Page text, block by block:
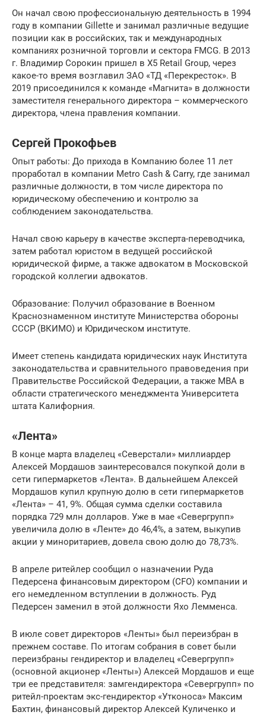
Он начал свою профессиональную деятельность в 1994
году в компании Gillette и занимал различные ведущие
позиции как в российских, так и международных
компаниях розничной торговли и сектора FMCG. В 2013
г. Владимир Сорокин пришел в Х5 Retail Group, через
какое-то время возглавил ЗАО «ТД «Перекресток». В
2019 присоединился к команде «Магнита» в должности
заместителя генерального директора – коммерческого
директора, члена правления компании.
Сергей Прокофьев
Опыт работы: До прихода в Компанию более 11 лет
проработал в компании Metro Cash & Carry, где занимал
различные должности, в том числе директора по
юридическому обеспечению и контролю за
соблюдением законодательства.
Начал свою карьеру в качестве эксперта-переводчика,
затем работал юристом в ведущей российской
юридической фирме, а также адвокатом в Московской
городской коллегии адвокатов.
Образование: Получил образование в Военном
Краснознаменном институте Министерства обороны
СССР (ВКИМО) и Юридическом институте.
Имеет степень кандидата юридических наук Института
законодательства и сравнительного правоведения при
Правительстве Российской Федерации, а также MBA в
области стратегического менеджмента Университета
штата Калифорния.
«Лента»
В конце марта владелец «Северстали» миллиардер
Алексей Мордашов заинтересовался покупкой доли в
сети гипермаркетов «Лента». В дальнейшем Алексей
Мордашов купил крупную долю в сети гипермаркетов
«Лента» – 41, 9%. Общая сумма сделки составила
порядка 729 млн долларов. Уже в мае «Севергрупп»
увеличила долю в «Ленте» до 46,4%, а затем, выкупив
акции у миноритариев, довела свою долю до 78,73%.
В апреле ритейлер сообщил о назначении Руда
Педерсена финансовым директором (CFO) компании и
его немедленном вступлении в должность. Руд
Педерсен заменил в этой должности Яхо Лемменса.
В июле совет директоров «Ленты» был переизбран в
прежнем составе. По итогам собрания в совет были
переизбраны гендиректор и владелец «Севергрупп»
(основной акционер «Ленты») Алексей Мордашов и еще
три ее представителя: замгендиректора «Севергрупп» по
ритейл-проектам экс-гендиректор «Утконоса» Максим
Бахтин, финансовый директор Алексей Куличенко и